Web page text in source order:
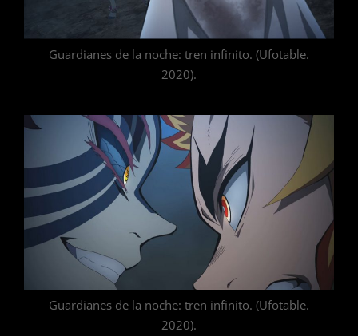
Guardianes de la noche: tren infinito. (Ufotable.
2020).
Guardianes de la noche: tren infinito. (Ufotable.
2020).